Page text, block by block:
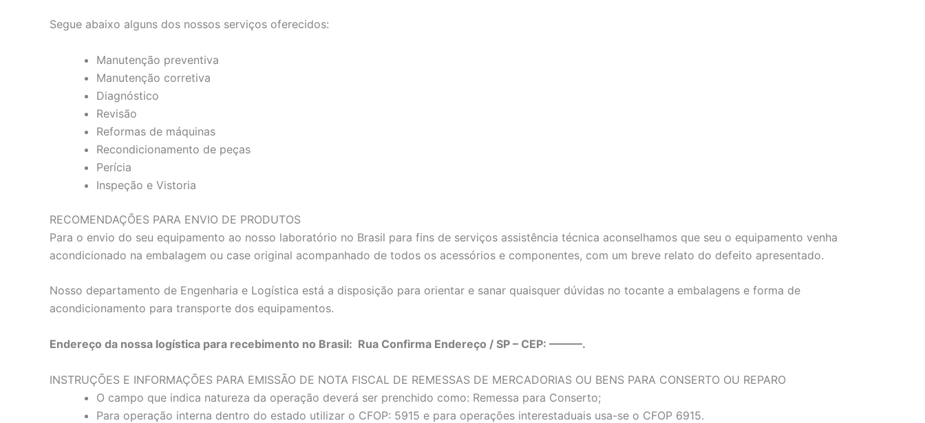
Segue abaixo alguns dos nossos serviços oferecidos:
Manutenção preventiva
Manutenção corretiva
Diagnóstico
Revisão
Reformas de máquinas
Recondicionamento de peças
Perícia
Inspeção e Vistoria
RECOMENDAÇÕES PARA ENVIO DE PRODUTOS
Para o envio do seu equipamento ao nosso laboratório no Brasil para fins de serviços assistência técnica aconselhamos que seu o equipamento venha
acondicionado na embalagem ou case original acompanhado de todos os acessórios e componentes, com um breve relato do defeito apresentado.
Nosso departamento de Engenharia e Logística está a disposição para orientar e sanar quaisquer dúvidas no tocante a embalagens e forma de
acondicionamento para transporte dos equipamentos.
Endereço da nossa logística para recebimento no Brasil: Rua Confirma Endereço / SP – CEP: ———.
INSTRUÇÕES E INFORMAÇÕES PARA EMISSÃO DE NOTA FISCAL DE REMESSAS DE MERCADORIAS OU BENS PARA CONSERTO OU REPARO
O campo que indica natureza da operação deverá ser prenchido como: Remessa para Conserto;
Para operação interna dentro do estado utilizar o CFOP: 5915 e para operações interestaduais usa-se o CFOP 6915.